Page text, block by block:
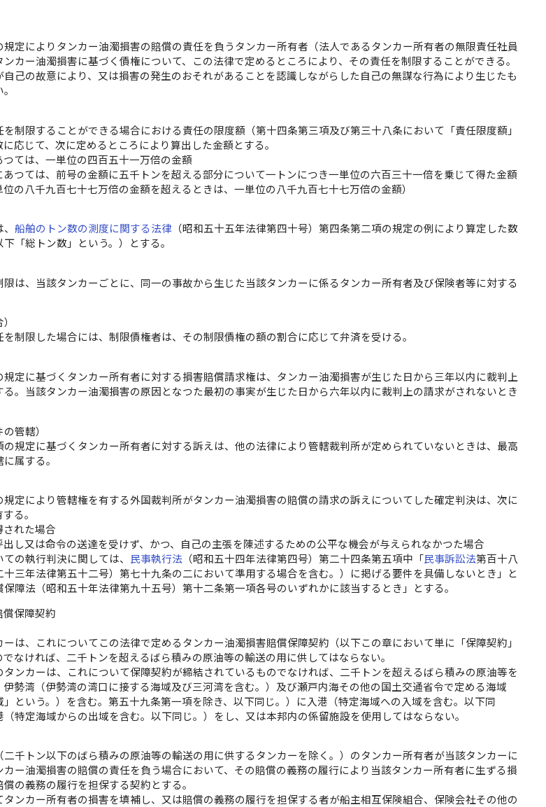
定によりタンカー油濁損害の賠償の責任を負うタンカー所有者（法人であるタンカー所有者の無限責任社員
カー油濁損害に基づく債権について、この法律で定めるところにより、その責任を制限することができる。
己の故意により、又は損害の発生のおそれがあることを認識しながらした自己の無謀な行為により生じたも
制限することができる場合における責任の限度額（第十四条第三項及び第三十八条において「責任限度額」
応じて、次に定めるところにより算出した金額とする。
ては、一単位の四百五十一万倍の金額
つては、前号の金額に五千トンを超える部分について一トンにつき一単位の六百三十一倍を乗じて得た金額
の八千九百七十七万倍の金額を超えるときは、一単位の八千九百七十七万倍の金額）
船舶のトン数の測度に関する法律（昭和五十五年法律第四十号）第四条第二項の規定の例により算定した数
「総トン数」という。）とする。
は、当該タンカーごとに、同一の事故から生じた当該タンカーに係るタンカー所有者及び保険者等に対する
制限した場合には、制限債権者は、その制限債権の額の割合に応じて弁済を受ける。
定に基づくタンカー所有者に対する損害賠償請求権は、タンカー油濁損害が生じた日から三年以内に裁判上
。当該タンカー油濁損害の原因となつた最初の事実が生じた日から六年以内に裁判上の請求がされないとき
管轄）
規定に基づくタンカー所有者に対する訴えは、他の法律により管轄裁判所が定められていないときは、最高
属する。
定により管轄権を有する外国裁判所がタンカー油濁損害の賠償の請求の訴えについてした確定判決は、次に
る。
された場合
し又は命令の送達を受けず、かつ、自己の主張を陳述するための公平な機会が与えられなかつた場合
の執行判決に関しては、 民事執行法（昭和五十四年法律第四号）第二十四条第五項中「民事訴訟法第百十八
十三年法律第五十二号）第七十九条の二において準用する場合を含む。）に掲げる要件を具備しないとき」と
障法（昭和五十年法律第九十五号）第十二条第一項各号のいずれかに該当するとき」とする。
保障契約
は、これについてこの法律で定めるタンカー油濁損害賠償保障契約（以下この章において単に「保障契約」
なければ、二千トンを超えるばら積みの原油等の輸送の用に供してはならない。
ンカーは、これについて保障契約が締結されているものでなければ、二千トンを超えるばら積みの原油等を
勢湾（伊勢湾の湾口に接する海域及び三河湾を含む。）及び瀬戸内海その他の国土交通省令で定める海域
」という。）を含む。第五十九条第一項を除き、以下同じ。）に入港（特定海域への入域を含む。以下同
特定海域からの出域を含む。以下同じ。）をし、又は本邦内の係留施設を使用してはならない。
千トン以下のばら積みの原油等の輸送の用に供するタンカーを除く。）のタンカー所有者が当該タンカーに
ー油濁損害の賠償の責任を負う場合において、その賠償の義務の履行により当該タンカー所有者に生ずる損
の義務の履行を担保する契約とする。
ンカー所有者の損害を填補し、又は賠償の義務の履行を担保する者が船主相互保険組合、保険会社その他の